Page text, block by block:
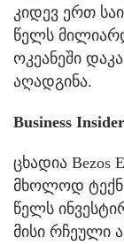
კიდევ ერთ
წელს
ოკეანეში
აღადგინა.
Business
ცხადია Bezos
მხოლოდ
წელს
მისი რჩეული